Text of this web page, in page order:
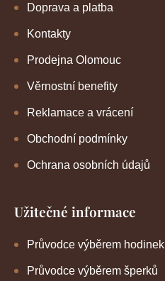
Doprava a platba
Kontakty
Prodejna Olomouc
Věrnostní benefity
Reklamace a vrácení
Obchodní podmínky
Ochrana osobních údajů
Užitečné informace
Průvodce výběrem hodinek
Průvodce výběrem šperků